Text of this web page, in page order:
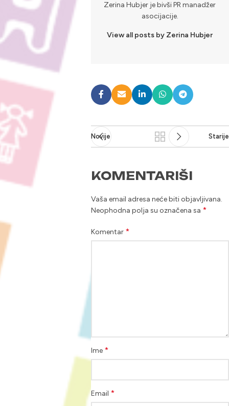
Zerina Hubjer je bivši PR manadžer
asocijacije.
View all posts by Zerina Hubjer
Novije Starije
KOMENTARIŠI
Vaša email adresa neće biti objavljivana.
Neophodna polja su označena sa *
Komentar *
Ime *
Email *